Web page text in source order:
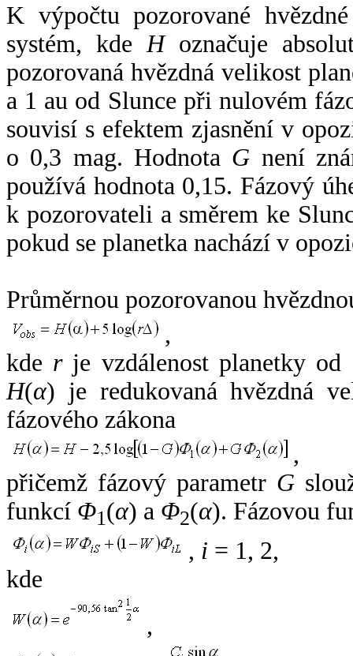
K výpočtu pozorované
systém, kde Hoznačuje
pozorovaná hvězdná velikost
a 1 au od Slunce při nulovém
souvisí s efektem zjasnění v
o 0,3 mag. Hodnota G není
používá hodnota 0,15. Fázový
k pozorovateli a směrem ke
pokud se planetka nachází v
Průměrnou pozorovanou
,
kde rje vzdálenost planetky od
H(α) je redukovaná hvězdná
fázového zákona
,
přičemž fázový parametr G
funkcí Φ1(α) a Φ2(α). Fázovou
, i = 1, 2,
kde
,